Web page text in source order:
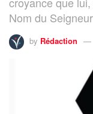
Nom du
by Rédaction